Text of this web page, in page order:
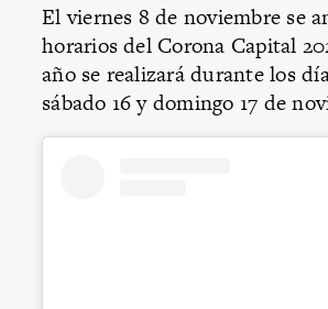
El viernes 8 de noviembre se
horarios del Corona Capital
año se realizará durante los
sábado 16 y domingo 17 de